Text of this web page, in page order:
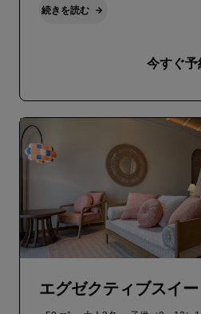
続きを読む
今すぐ
エグゼクティブスイー